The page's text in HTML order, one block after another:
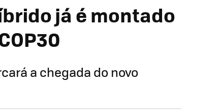
já é montado
a chegada do novo